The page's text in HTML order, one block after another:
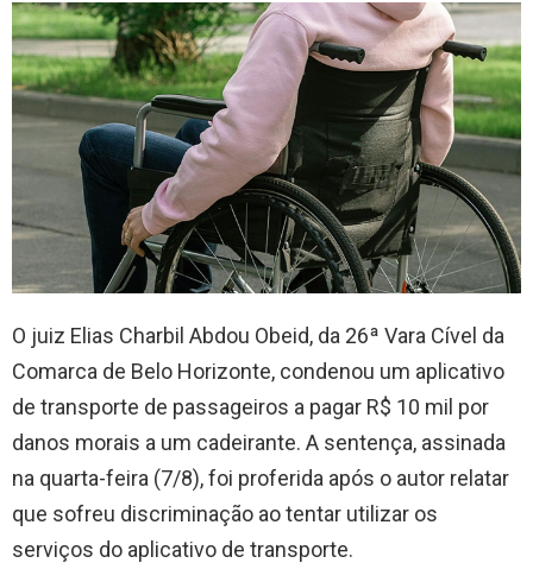
O juiz Elias Charbil Abdou Obeid, da 26ª Vara Cível da
Comarca de Belo Horizonte, condenou um aplicativo
de transporte de passageiros a pagar R$ 10 mil por
danos morais a um cadeirante. A sentença, assinada
na quarta-feira (7/8), foi proferida após o autor relatar
que sofreu discriminação ao tentar utilizar os
serviços do aplicativo de transporte.